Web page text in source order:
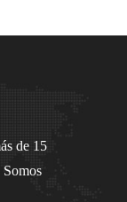
de 15
Somos